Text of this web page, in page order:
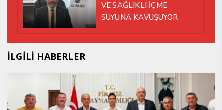
VE SAĞLIKLI İÇME
SUYUNA KAVUŞUYOR
İLGİLİ HABERLER